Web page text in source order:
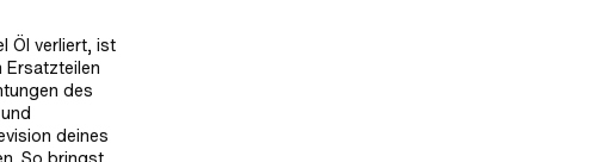
Öl verliert, ist
Ersatzteilen
des
deines